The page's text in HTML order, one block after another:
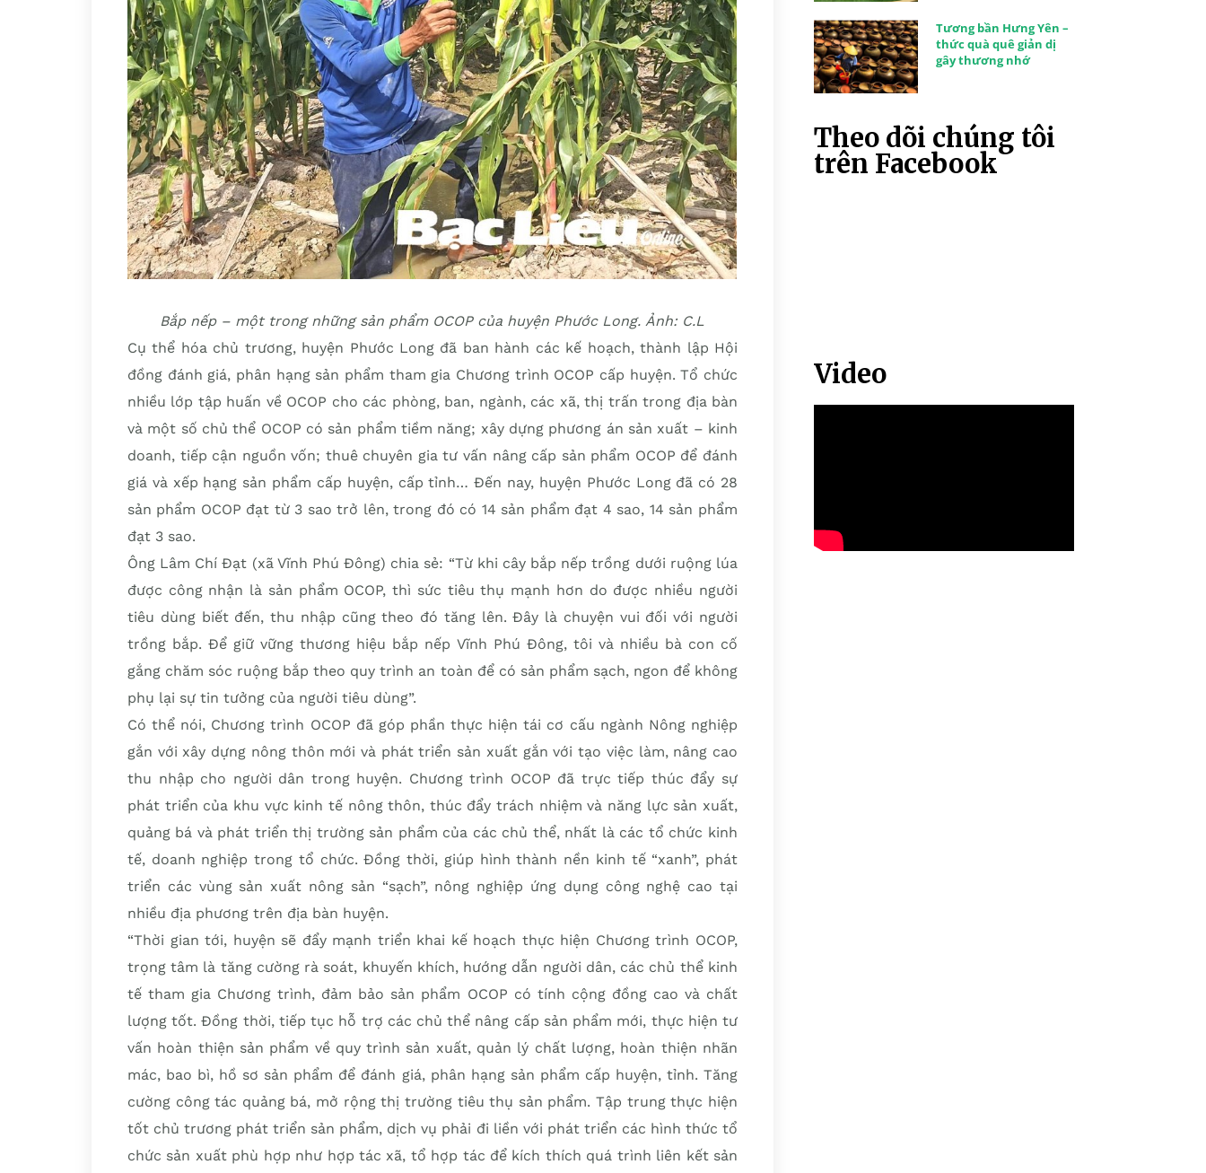
Bắp nếp – một trong những sản phẩm OCOP của huyện Phước Long. Ảnh: C.L
Cụ thể hóa chủ trương, huyện Phước Long đã ban hành các kế hoạch, thành lập Hội
đồng đánh giá, phân hạng sản phẩm tham gia Chương trình OCOP cấp huyện. Tổ chức
nhiều lớp tập huấn về OCOP cho các phòng, ban, ngành, các xã, thị trấn trong địa bàn
và một số chủ thể OCOP có sản phẩm tiềm năng; xây dựng phương án sản xuất – kinh
doanh, tiếp cận nguồn vốn; thuê chuyên gia tư vấn nâng cấp sản phẩm OCOP để đánh
giá và xếp hạng sản phẩm cấp huyện, cấp tỉnh… Đến nay, huyện Phước Long đã có 28
sản phẩm OCOP đạt từ 3 sao trở lên, trong đó có 14 sản phẩm đạt 4 sao, 14 sản phẩm
đạt 3 sao.
Ông Lâm Chí Đạt (xã Vĩnh Phú Đông) chia sẻ: “Từ khi cây bắp nếp trồng dưới ruộng lúa
được công nhận là sản phẩm OCOP, thì sức tiêu thụ mạnh hơn do được nhiều người
tiêu dùng biết đến, thu nhập cũng theo đó tăng lên. Đây là chuyện vui đối với người
trồng bắp. Để giữ vững thương hiệu bắp nếp Vĩnh Phú Đông, tôi và nhiều bà con cố
gắng chăm sóc ruộng bắp theo quy trình an toàn để có sản phẩm sạch, ngon để không
phụ lại sự tin tưởng của người tiêu dùng”.
Có thể nói, Chương trình OCOP đã góp phần thực hiện tái cơ cấu ngành Nông nghiệp
gắn với xây dựng nông thôn mới và phát triển sản xuất gắn với tạo việc làm, nâng cao
thu nhập cho người dân trong huyện. Chương trình OCOP đã trực tiếp thúc đẩy sự
phát triển của khu vực kinh tế nông thôn, thúc đẩy trách nhiệm và năng lực sản xuất,
quảng bá và phát triển thị trường sản phẩm của các chủ thể, nhất là các tổ chức kinh
tế, doanh nghiệp trong tổ chức. Đồng thời, giúp hình thành nền kinh tế “xanh”, phát
triển các vùng sản xuất nông sản “sạch”, nông nghiệp ứng dụng công nghệ cao tại
nhiều địa phương trên địa bàn huyện.
“Thời gian tới, huyện sẽ đẩy mạnh triển khai kế hoạch thực hiện Chương trình OCOP,
trọng tâm là tăng cường rà soát, khuyến khích, hướng dẫn người dân, các chủ thể kinh
tế tham gia Chương trình, đảm bảo sản phẩm OCOP có tính cộng đồng cao và chất
lượng tốt. Đồng thời, tiếp tục hỗ trợ các chủ thể nâng cấp sản phẩm mới, thực hiện tư
vấn hoàn thiện sản phẩm về quy trình sản xuất, quản lý chất lượng, hoàn thiện nhãn
mác, bao bì, hồ sơ sản phẩm để đánh giá, phân hạng sản phẩm cấp huyện, tỉnh. Tăng
cường công tác quảng bá, mở rộng thị trường tiêu thụ sản phẩm. Tập trung thực hiện
tốt chủ trương phát triển sản phẩm, dịch vụ phải đi liền với phát triển các hình thức tổ
chức sản xuất phù hợp như hợp tác xã, tổ hợp tác để kích thích quá trình liên kết sản
Tương bần Hưng Yên –
thức quà quê giản dị
gây thương nhớ
Theo dõi chúng tôi
trên Facebook
Video